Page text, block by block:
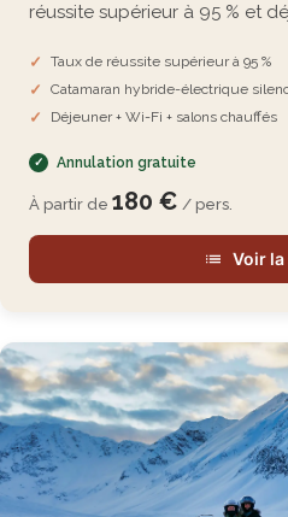
réussite supérieur à 95 % et
Taux de réussite supérieur à 95 %
Catamaran hybride-électrique
Déjeuner + Wi-Fi + salons chauffés
Annulation gratuite
À partir de 180 € / pers.
Voir